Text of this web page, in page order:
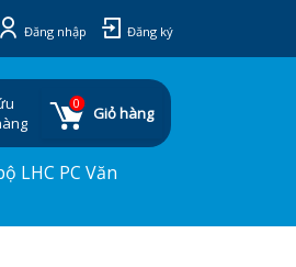
Đăng nhập Đăng ký
0
Giỏ hàng
LHC PC Văn